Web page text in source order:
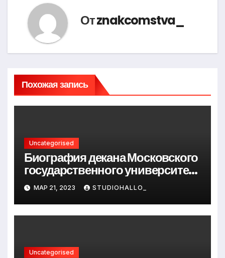
Отznakcomstva_
Похожая запись
Uncategorised
Биография декана Московского
государственного университета
Андрея Сидорова — от студента
до руководителя
МАР 21, 2023 STUDIOHALLO_
Uncategorised